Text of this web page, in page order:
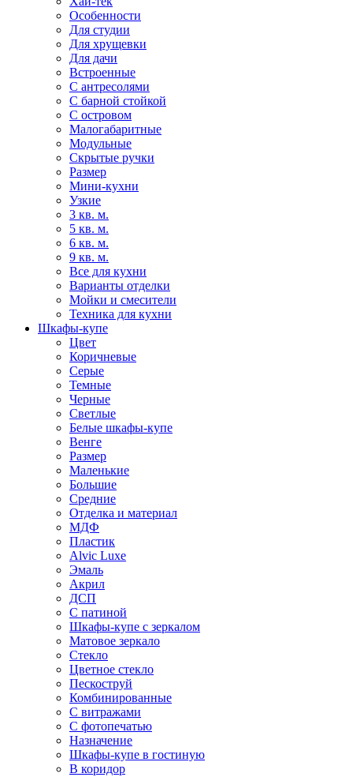
Особенности
Для студии
Для хрущевки
Для дачи
Встроенные
С антресолями
С барной стойкой
С островом
Малогабаритные
Модульные
Скрытые ручки
Размер
Мини-кухни
Узкие
3 кв. м.
5 кв. м.
6 кв. м.
9 кв. м.
Все для кухни
Варианты отделки
Мойки и смесители
Техника для кухни
Шкафы-купе
Цвет
Коричневые
Серые
Темные
Черные
Светлые
Белые шкафы-купе
Венге
Размер
Маленькие
Большие
Средние
Отделка и материал
МДФ
Пластик
Alvic Luxe
Эмаль
Акрил
ДСП
С патиной
Шкафы-купе с зеркалом
Матовое зеркало
Стекло
Цветное стекло
Пескоструй
Комбинированные
С витражами
С фотопечатью
Назначение
Шкафы-купе в гостиную
В коридор